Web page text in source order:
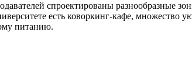
спроектированы разнообразные
есть коворкинг-кафе, множество
питанию.